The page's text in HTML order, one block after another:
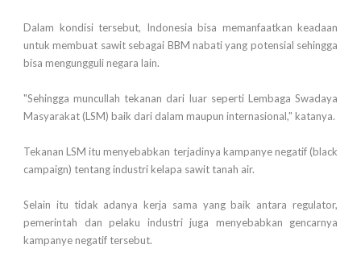
Dalam kondisi tersebut, Indonesia bisa memanfaatkan keadaan
untuk membuat sawit sebagai BBM nabati yang potensial sehingga
bisa mengungguli negara lain.
"Sehingga muncullah tekanan dari luar seperti Lembaga Swadaya
Masyarakat (LSM) baik dari dalam maupun internasional," katanya.
Tekanan LSM itu menyebabkan terjadinya kampanye negatif (black
campaign) tentang industri kelapa sawit tanah air.
Selain itu tidak adanya kerja sama yang baik antara regulator,
pemerintah dan pelaku industri juga menyebabkan gencarnya
kampanye negatif tersebut.